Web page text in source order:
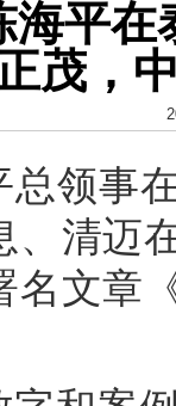
海平
茂，
总领事
、清迈
名文章